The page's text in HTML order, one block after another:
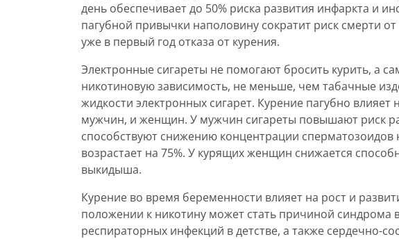
день обеспечивает до 50% риска развития инфаркта и
пагубной привычки наполовину сократит риск смерти
уже в первый год отказа от курения.
Электронные сигареты не помогают бросить курить, а
никотиновую зависимость, не меньше, чем табачные
жидкости электронных сигарет. Курение пагубно
мужчин, и женщин. У мужчин сигареты повышают риск
способствуют снижению концентрации сперматозоидов
возрастает на 75%. У курящих женщин снижается
выкидыша.
Курение во время беременности влияет на рост и
положении к никотину может стать причиной синдрома
респираторных инфекций в детстве, а также сердечно-